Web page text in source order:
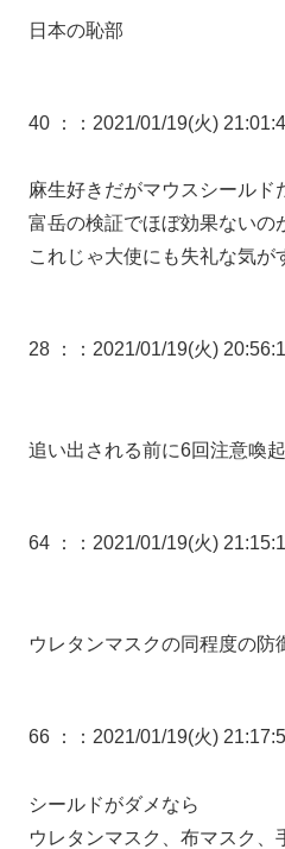
日本の恥部
40 ： ：2021/01/19(火)
麻生好きだがマウスシールド
富岳の検証でほぼ効果ないの
これじゃ大使にも失礼な気が
28 ： ：2021/01/19(火)
追い出される前に6回注意喚
64 ： ：2021/01/19(火)
ウレタンマスクの同程度の防
66 ： ：2021/01/19(火)
シールドがダメなら
ウレタンマスク、布マスク、